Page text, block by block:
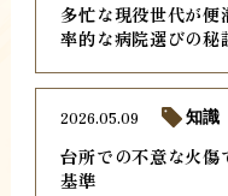
多忙な現役世代が
率的な病院選びの秘
台所での不意な火傷
基準
2026.05.09 知識